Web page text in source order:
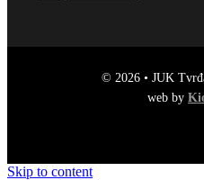
© 2026 • JUK
web by
Skip to content